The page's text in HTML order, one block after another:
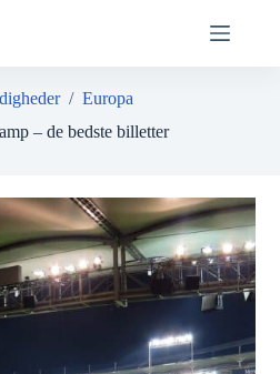
/ Europa
– de bedste billetter